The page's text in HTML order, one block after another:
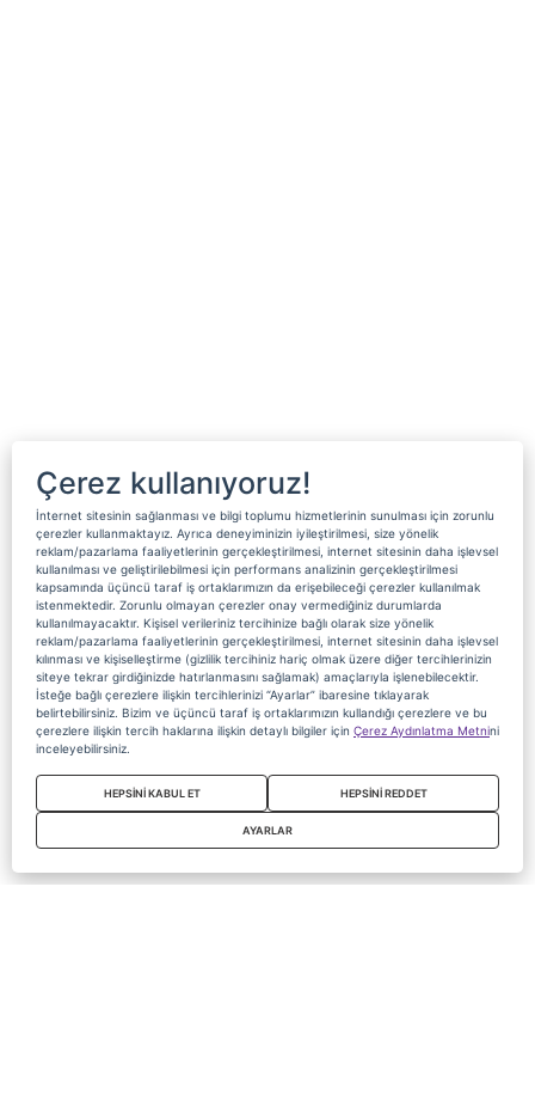
Çerez kullanıyoruz!
İnternet sitesinin sağlanması ve bilgi toplumu hizmetlerinin sunulması için zorunlu
çerezler kullanmaktayız. Ayrıca deneyiminizin iyileştirilmesi, size yönelik
reklam/pazarlama faaliyetlerinin gerçekleştirilmesi, internet sitesinin daha işlevsel
kullanılması ve geliştirilebilmesi için performans analizinin gerçekleştirilmesi
kapsamında üçüncü taraf iş ortaklarımızın da erişebileceği çerezler kullanılmak
istenmektedir. Zorunlu olmayan çerezler onay vermediğiniz durumlarda
kullanılmayacaktır. Kişisel verileriniz tercihinize bağlı olarak size yönelik
reklam/pazarlama faaliyetlerinin gerçekleştirilmesi, internet sitesinin daha işlevsel
kılınması ve kişiselleştirme (gizlilik tercihiniz hariç olmak üzere diğer tercihlerinizin
siteye tekrar girdiğinizde hatırlanmasını sağlamak) amaçlarıyla işlenebilecektir.
İsteğe bağlı çerezlere ilişkin tercihlerinizi “Ayarlar” ibaresine tıklayarak
belirtebilirsiniz. Bizim ve üçüncü taraf iş ortaklarımızın kullandığı çerezlere ve bu
çerezlere ilişkin tercih haklarına ilişkin detaylı bilgiler için Çerez Aydınlatma Metnini
inceleyebilirsiniz.
HEPSİNİ KABUL ET HEPSİNİ REDDET
AYARLAR